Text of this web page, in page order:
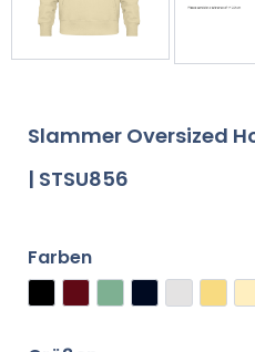
Slammer Oversized
| STSU856
Farben